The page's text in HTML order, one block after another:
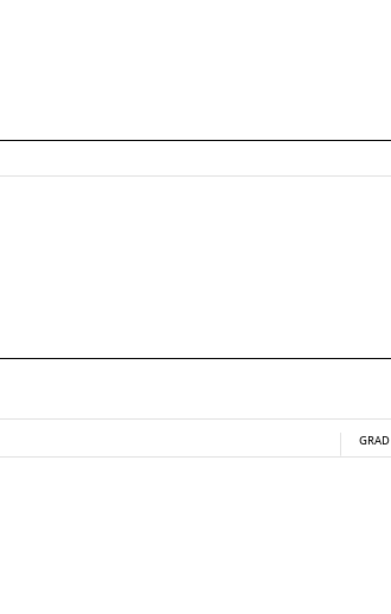
GRAD